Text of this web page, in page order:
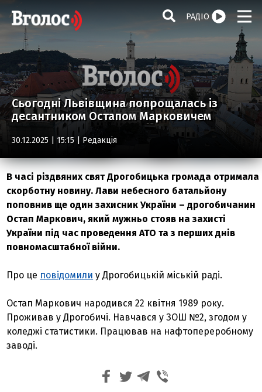
РАДІО
Сьогодні Львівщина попрощалась із
десантником Остапом Марковичем
30.12.2025 | 15:15 | Редакція
В часі різдвяних свят Дрогобицька громада отримала
скорботну новину. Лави небесного батальйону
поповнив ще один захисник України – дрогобичанин
Остап Маркович, який мужньо стояв на захисті
України під час проведення АТО та з перших днів
повномасштабної війни.
Про це повідомили у Дрогобицькій міській раді.
Остап Маркович народився 22 квітня 1989 року.
Проживав у Дрогобичі. Навчався у ЗОШ №2, згодом у
коледжі статистики. Працював на нафтопереробному
заводі.